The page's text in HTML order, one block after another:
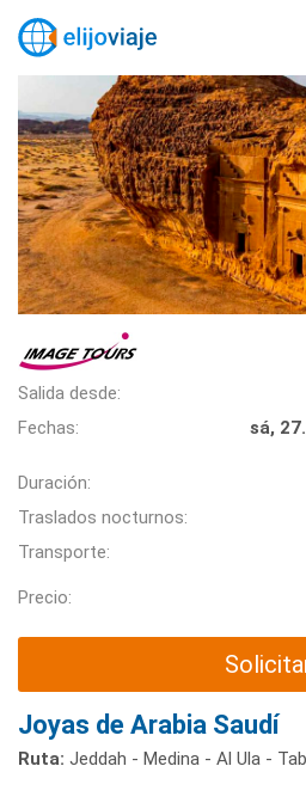
Salida desde:
Fechas:
sá,
Duración:
Traslados nocturnos:
Transporte:
Precio:
Joyas de Arabia Saudí
Ruta: Jeddah - Medina - Al Ula -